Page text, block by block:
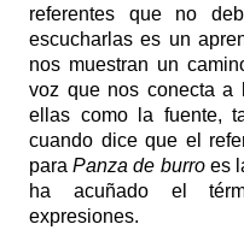
referentes que no
escucharlas es un
nos muestran un
voz que nos conecta a
ellas como la fuente,
cuando dice que el
paraPanza de burroes
ha acuñado el
expresiones.